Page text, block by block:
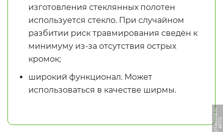
изготовления стеклянных полотен
используется стекло. При случайном
разбитии риск травмирования сведён к
минимуму из-за отсутствия острых
кромок;
широкий функционал. Может
использоваться в качестве ширмы.
Ф
О
Т
О:
i
m
g
1
1.
p
o
s
til
a.
r
u